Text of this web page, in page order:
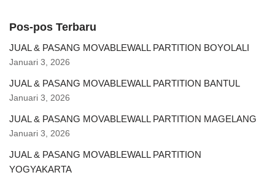
Pos-pos Terbaru
JUAL & PASANG MOVABLEWALL PARTITION BOYOLALI
Januari 3, 2026
JUAL & PASANG MOVABLEWALL PARTITION BANTUL
Januari 3, 2026
JUAL & PASANG MOVABLEWALL PARTITION MAGELANG
Januari 3, 2026
JUAL & PASANG MOVABLEWALL PARTITION
YOGYAKARTA